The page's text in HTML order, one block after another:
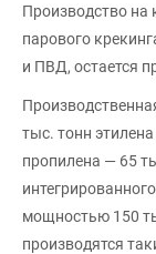
Производство
парового
и ПВД, остается
тыс. тонн
пропилена — 65
мощностью 150
производятся